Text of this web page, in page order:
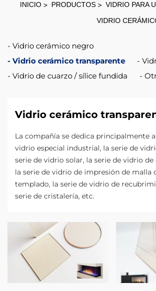
INICIO PRODUCTOS
VIDRIO PARA
VIDRIO
Vidrio cerámico negro
Vidrio cerámico transparente
Vidrio de cuarzo / sílice fundida
Vidrio cerámico
La compañía se dedica principalmente
vidrio especial industrial, la serie de
serie de vidrio solar, la serie de vidrio
la serie de vidrio de impresión de malla
templado, la serie de vidrio de
serie de cristalería, etc.